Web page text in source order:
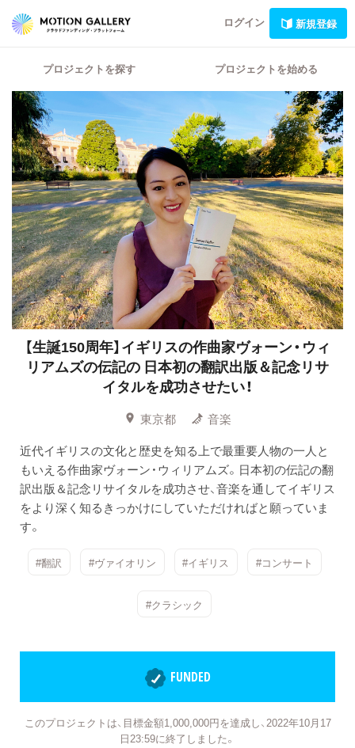
ログイン 新規登録
プロジェクトを探す プロジェクトを始める
【生誕150周年】イギリスの作曲家ヴォーン・ウィ
リアムズの伝記の 日本初の翻訳出版＆記念リサ
イタルを成功させたい！
東京都
音楽
近代イギリスの文化と歴史を知る上で最重要人物の一人と
もいえる作曲家ヴォーン・ウィリアムズ。日本初の伝記の翻
訳出版＆記念リサイタルを成功させ、音楽を通してイギリス
をより深く知るきっかけにしていただければと願っていま
す。
#翻訳 #ヴァイオリン #イギリス #コンサート
#クラシック
FUNDED
このプロジェクトは、目標金額1,000,000円を達成し、2022年10月17
日23:59に終了しました。